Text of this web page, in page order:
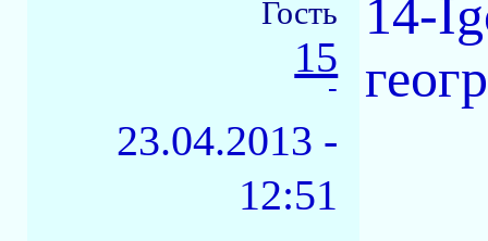
Гость
15
-
23.04.2013 -
12:51
14-